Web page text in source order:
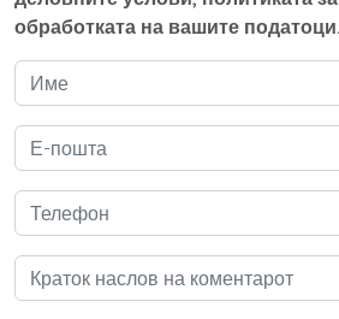
обработката на вашите податоци.